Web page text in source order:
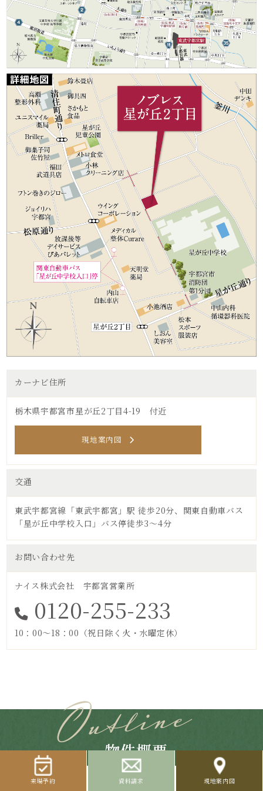
カーナビ住所
栃木県宇都宮市星が丘2丁目4-19 付近
現地案内図
交通
東武宇都宮線「東武宇都宮」駅 徒歩20分、関東自動車バス
「星が丘中学校入口」バス停徒歩3～4分
お問い合わせ先
ナイス株式会社 宇都宮営業所
0120-255-233
10：00～18：00（祝日除く火・水曜定休）
物件概要
来場予約 資料請求 現地案内図